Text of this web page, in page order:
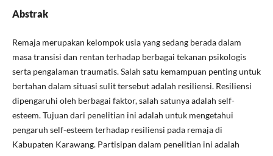
Abstrak
Remaja merupakan kelompok usia yang sedang berada dalam
masa transisi dan rentan terhadap berbagai tekanan psikologis
serta pengalaman traumatis. Salah satu kemampuan penting untuk
bertahan dalam situasi sulit tersebut adalah resiliensi. Resiliensi
dipengaruhi oleh berbagai faktor, salah satunya adalah self-
esteem. Tujuan dari penelitian ini adalah untuk mengetahui
pengaruh self-esteem terhadap resiliensi pada remaja di
Kabupaten Karawang. Partisipan dalam penelitian ini adalah